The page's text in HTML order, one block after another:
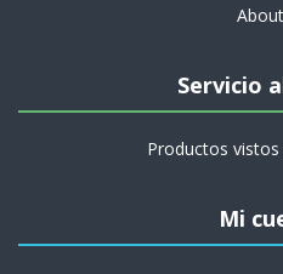
Servicio
Productos
Mi